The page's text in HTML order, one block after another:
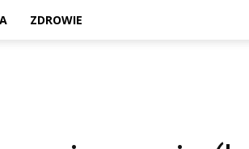
ZDROWIE